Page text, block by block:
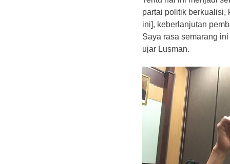
partai politik berkualisi,
ini], keberlanjutan
Saya rasa semarang
ujar Lusman.